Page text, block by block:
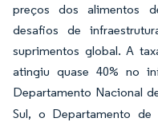
preços dos alimentos
desafios de
suprimentos global. A
atingiu quase 40% no
Departamento Nacional
Sul, o Departamento de